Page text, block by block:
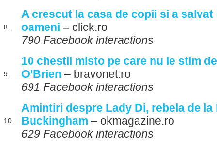
8.
A crescut la casa de copii si a salvat
oameni – click.ro
790 Facebook interactions
9.
10 chestii misto pe care nu le stim
O’Brien – bravonet.ro
691 Facebook interactions
10.
Amintiri despre Lady Di, rebela de la
Buckingham – okmagazine.ro
629 Facebook interactions